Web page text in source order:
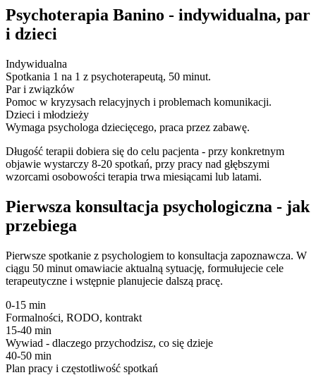
Psychoterapia Banino - indywidualna, par
i dzieci
Indywidualna
Spotkania 1 na 1 z psychoterapeutą, 50 minut.
Par i związków
Pomoc w kryzysach relacyjnych i problemach komunikacji.
Dzieci i młodzieży
Wymaga psychologa dziecięcego, praca przez zabawę.
Długość terapii dobiera się do celu pacjenta - przy konkretnym
objawie wystarczy 8-20 spotkań, przy pracy nad głębszymi
wzorcami osobowości terapia trwa miesiącami lub latami.
Pierwsza konsultacja psychologiczna - jak
przebiega
Pierwsze spotkanie z psychologiem to konsultacja zapoznawcza. W
ciągu 50 minut omawiacie aktualną sytuację, formułujecie cele
terapeutyczne i wstępnie planujecie dalszą pracę.
0-15 min
Formalności, RODO, kontrakt
15-40 min
Wywiad - dlaczego przychodzisz, co się dzieje
40-50 min
Plan pracy i częstotliwość spotkań